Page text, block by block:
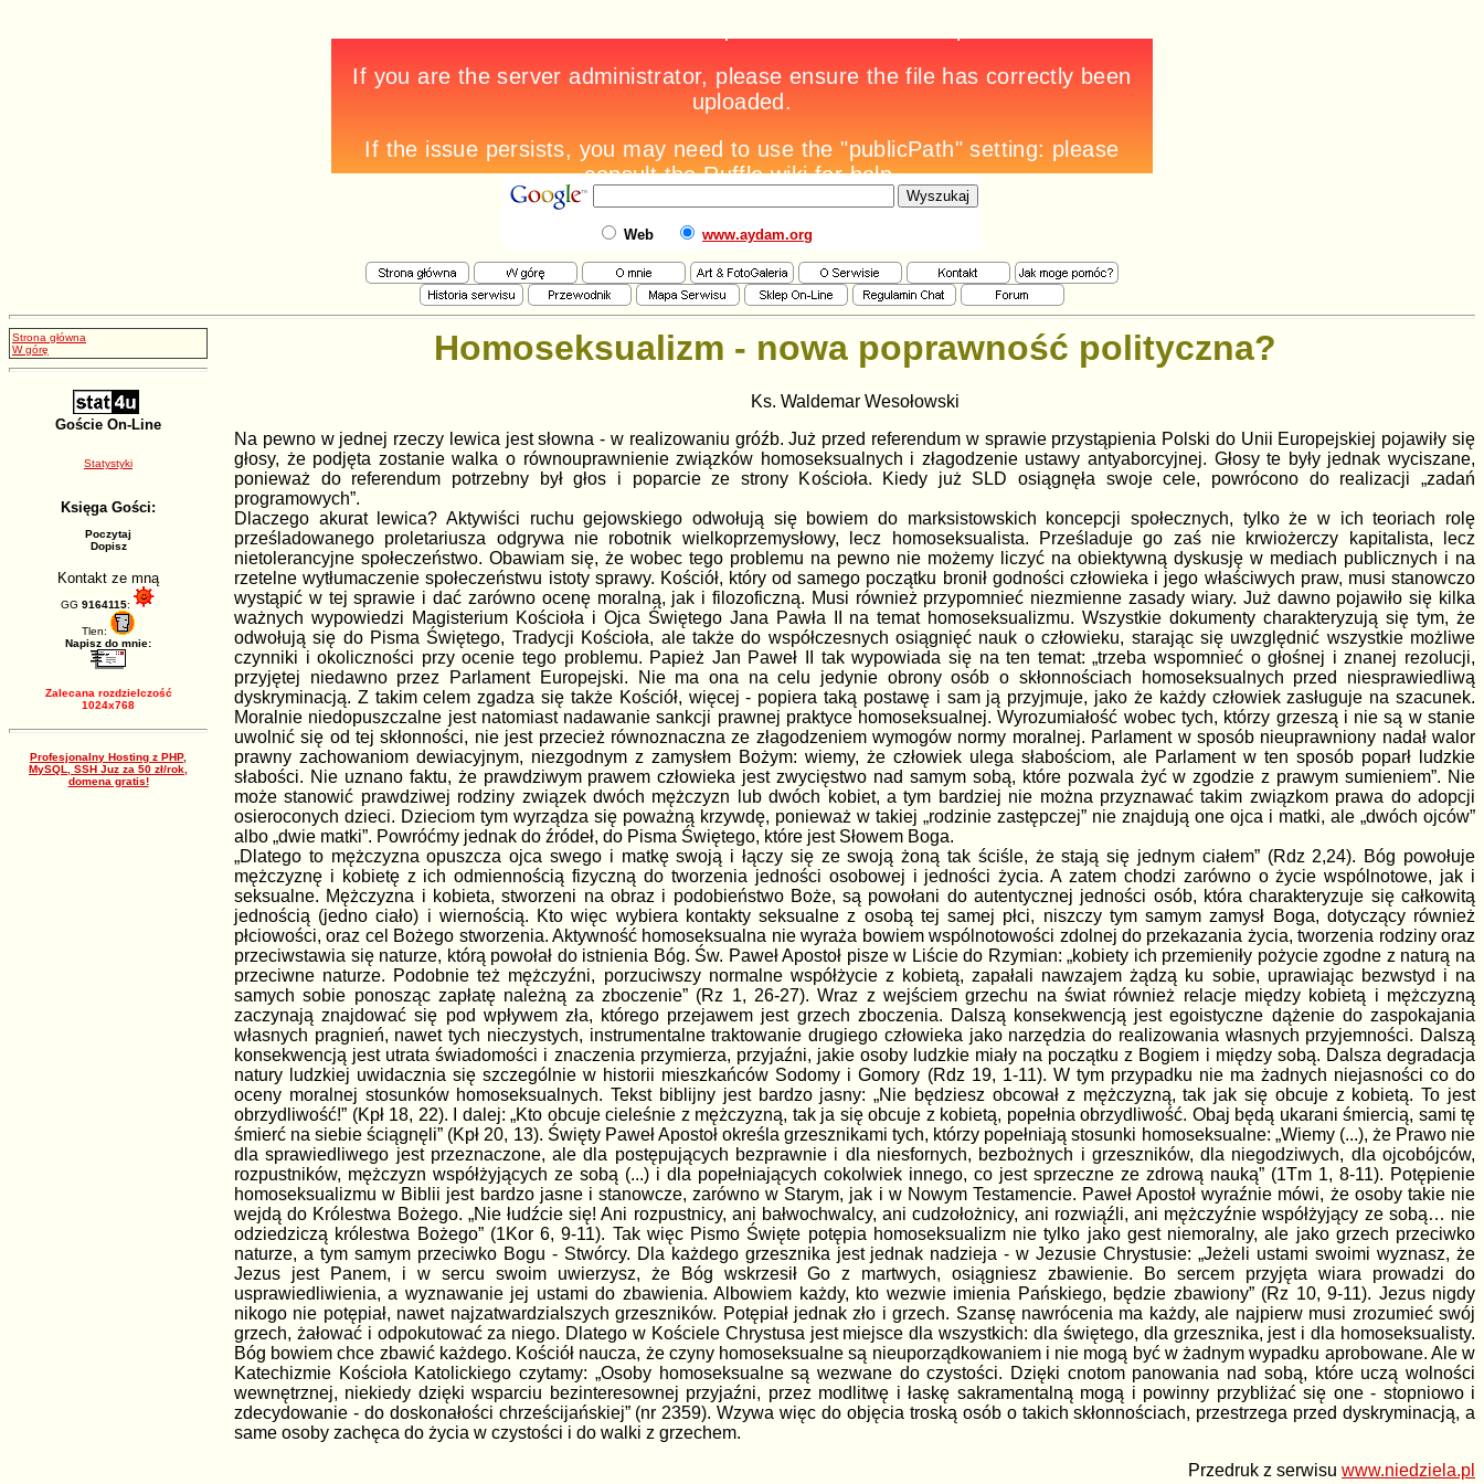
Web www.aydam.org
Strona główna
W górę
Goście On-Line
Statystyki
Księga Gości:
Poczytaj
Dopisz
Kontakt ze mną
GG 9164115:
Tlen:
Napisz do mnie:
Zalecana rozdzielczość
1024x768
Profesjonalny Hosting z PHP,
MySQL, SSH Juz za 50 zł/rok,
domena gratis!
Homoseksualizm - nowa poprawność polityczna?
Ks. Waldemar Wesołowski
Na pewno w jednej rzeczy lewica jest słowna - w realizowaniu gróźb. Już przed referendum w sprawie przystąpienia Polski do Unii Europejskiej pojawiły się
głosy, że podjęta zostanie walka o równouprawnienie związków homoseksualnych i złagodzenie ustawy antyaborcyjnej. Głosy te były jednak wyciszane,
ponieważ do referendum potrzebny był głos i poparcie ze strony Kościoła. Kiedy już SLD osiągnęła swoje cele, powrócono do realizacji „zadań
programowych”.
Dlaczego akurat lewica? Aktywiści ruchu gejowskiego odwołują się bowiem do marksistowskich koncepcji społecznych, tylko że w ich teoriach rolę
prześladowanego proletariusza odgrywa nie robotnik wielkoprzemysłowy, lecz homoseksualista. Prześladuje go zaś nie krwiożerczy kapitalista, lecz
nietolerancyjne społeczeństwo. Obawiam się, że wobec tego problemu na pewno nie możemy liczyć na obiektywną dyskusję w mediach publicznych i na
rzetelne wytłumaczenie społeczeństwu istoty sprawy. Kościół, który od samego początku bronił godności człowieka i jego właściwych praw, musi stanowczo
wystąpić w tej sprawie i dać zarówno ocenę moralną, jak i filozoficzną. Musi również przypomnieć niezmienne zasady wiary. Już dawno pojawiło się kilka
ważnych wypowiedzi Magisterium Kościoła i Ojca Świętego Jana Pawła II na temat homoseksualizmu. Wszystkie dokumenty charakteryzują się tym, że
odwołują się do Pisma Świętego, Tradycji Kościoła, ale także do współczesnych osiągnięć nauk o człowieku, starając się uwzględnić wszystkie możliwe
czynniki i okoliczności przy ocenie tego problemu. Papież Jan Paweł II tak wypowiada się na ten temat: „trzeba wspomnieć o głośnej i znanej rezolucji,
przyjętej niedawno przez Parlament Europejski. Nie ma ona na celu jedynie obrony osób o skłonnościach homoseksualnych przed niesprawiedliwą
dyskryminacją. Z takim celem zgadza się także Kościół, więcej - popiera taką postawę i sam ją przyjmuje, jako że każdy człowiek zasługuje na szacunek.
Moralnie niedopuszczalne jest natomiast nadawanie sankcji prawnej praktyce homoseksualnej. Wyrozumiałość wobec tych, którzy grzeszą i nie są w stanie
uwolnić się od tej skłonności, nie jest przecież równoznaczna ze złagodzeniem wymogów normy moralnej. Parlament w sposób nieuprawniony nadał walor
prawny zachowaniom dewiacyjnym, niezgodnym z zamysłem Bożym: wiemy, że człowiek ulega słabościom, ale Parlament w ten sposób poparł ludzkie
słabości. Nie uznano faktu, że prawdziwym prawem człowieka jest zwycięstwo nad samym sobą, które pozwala żyć w zgodzie z prawym sumieniem”. Nie
może stanowić prawdziwej rodziny związek dwóch mężczyzn lub dwóch kobiet, a tym bardziej nie można przyznawać takim związkom prawa do adopcji
osieroconych dzieci. Dzieciom tym wyrządza się poważną krzywdę, ponieważ w takiej „rodzinie zastępczej” nie znajdują one ojca i matki, ale „dwóch ojców”
albo „dwie matki”. Powróćmy jednak do źródeł, do Pisma Świętego, które jest Słowem Boga.
„Dlatego to mężczyzna opuszcza ojca swego i matkę swoją i łączy się ze swoją żoną tak ściśle, że stają się jednym ciałem” (Rdz 2,24). Bóg powołuje
mężczyznę i kobietę z ich odmiennością fizyczną do tworzenia jedności osobowej i jedności życia. A zatem chodzi zarówno o życie wspólnotowe, jak i
seksualne. Mężczyzna i kobieta, stworzeni na obraz i podobieństwo Boże, są powołani do autentycznej jedności osób, która charakteryzuje się całkowitą
jednością (jedno ciało) i wiernością. Kto więc wybiera kontakty seksualne z osobą tej samej płci, niszczy tym samym zamysł Boga, dotyczący również
płciowości, oraz cel Bożego stworzenia. Aktywność homoseksualna nie wyraża bowiem wspólnotowości zdolnej do przekazania życia, tworzenia rodziny oraz
przeciwstawia się naturze, którą powołał do istnienia Bóg. Św. Paweł Apostoł pisze w Liście do Rzymian: „kobiety ich przemieniły pożycie zgodne z naturą na
przeciwne naturze. Podobnie też mężczyźni, porzuciwszy normalne współżycie z kobietą, zapałali nawzajem żądzą ku sobie, uprawiając bezwstyd i na
samych sobie ponosząc zapłatę należną za zboczenie” (Rz 1, 26-27). Wraz z wejściem grzechu na świat również relacje między kobietą i mężczyzną
zaczynają znajdować się pod wpływem zła, którego przejawem jest grzech zboczenia. Dalszą konsekwencją jest egoistyczne dążenie do zaspokajania
własnych pragnień, nawet tych nieczystych, instrumentalne traktowanie drugiego człowieka jako narzędzia do realizowania własnych przyjemności. Dalszą
konsekwencją jest utrata świadomości i znaczenia przymierza, przyjaźni, jakie osoby ludzkie miały na początku z Bogiem i między sobą. Dalsza degradacja
natury ludzkiej uwidacznia się szczególnie w historii mieszkańców Sodomy i Gomory (Rdz 19, 1-11). W tym przypadku nie ma żadnych niejasności co do
oceny moralnej stosunków homoseksualnych. Tekst biblijny jest bardzo jasny: „Nie będziesz obcował z mężczyzną, tak jak się obcuje z kobietą. To jest
obrzydliwość!” (Kpł 18, 22). I dalej: „Kto obcuje cieleśnie z mężczyzną, tak ja się obcuje z kobietą, popełnia obrzydliwość. Obaj będą ukarani śmiercią, sami tę
śmierć na siebie ściągnęli” (Kpł 20, 13). Święty Paweł Apostoł określa grzesznikami tych, którzy popełniają stosunki homoseksualne: „Wiemy (...), że Prawo nie
dla sprawiedliwego jest przeznaczone, ale dla postępujących bezprawnie i dla niesfornych, bezbożnych i grzeszników, dla niegodziwych, dla ojcobójców,
rozpustników, mężczyzn współżyjących ze sobą (...) i dla popełniających cokolwiek innego, co jest sprzeczne ze zdrową nauką” (1Tm 1, 8-11). Potępienie
homoseksualizmu w Biblii jest bardzo jasne i stanowcze, zarówno w Starym, jak i w Nowym Testamencie. Paweł Apostoł wyraźnie mówi, że osoby takie nie
wejdą do Królestwa Bożego. „Nie łudźcie się! Ani rozpustnicy, ani bałwochwalcy, ani cudzołożnicy, ani rozwiąźli, ani mężczyźnie współżyjący ze sobą… nie
odziedziczą królestwa Bożego” (1Kor 6, 9-11). Tak więc Pismo Święte potępia homoseksualizm nie tylko jako gest niemoralny, ale jako grzech przeciwko
naturze, a tym samym przeciwko Bogu - Stwórcy. Dla każdego grzesznika jest jednak nadzieja - w Jezusie Chrystusie: „Jeżeli ustami swoimi wyznasz, że
Jezus jest Panem, i w sercu swoim uwierzysz, że Bóg wskrzesił Go z martwych, osiągniesz zbawienie. Bo sercem przyjęta wiara prowadzi do
usprawiedliwienia, a wyznawanie jej ustami do zbawienia. Albowiem każdy, kto wezwie imienia Pańskiego, będzie zbawiony” (Rz 10, 9-11). Jezus nigdy
nikogo nie potępiał, nawet najzatwardzialszych grzeszników. Potępiał jednak zło i grzech. Szansę nawrócenia ma każdy, ale najpierw musi zrozumieć swój
grzech, żałować i odpokutować za niego. Dlatego w Kościele Chrystusa jest miejsce dla wszystkich: dla świętego, dla grzesznika, jest i dla homoseksualisty.
Bóg bowiem chce zbawić każdego. Kościół naucza, że czyny homoseksualne są nieuporządkowaniem i nie mogą być w żadnym wypadku aprobowane. Ale w
Katechizmie Kościoła Katolickiego czytamy: „Osoby homoseksualne są wezwane do czystości. Dzięki cnotom panowania nad sobą, które uczą wolności
wewnętrznej, niekiedy dzięki wsparciu bezinteresownej przyjaźni, przez modlitwę i łaskę sakramentalną mogą i powinny przybliżać się one - stopniowo i
zdecydowanie - do doskonałości chrześcijańskiej” (nr 2359). Wzywa więc do objęcia troską osób o takich skłonnościach, przestrzega przed dyskryminacją, a
same osoby zachęca do życia w czystości i do walki z grzechem.
Przedruk z serwisu www.niedziela.pl